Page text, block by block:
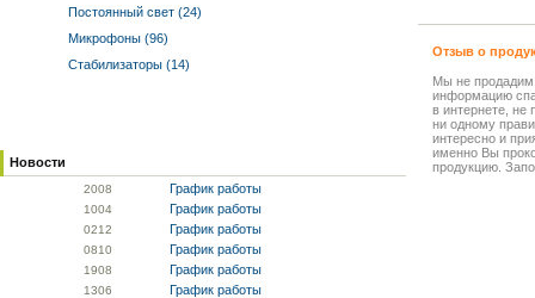
Постоянный свет (24)
Микрофоны (96)
Стабилизаторы (14)
Новости
2008 График работы
1004 График работы
0212 График работы
0810 График работы
1908 График работы
1306 График работы
Отзыв о
Мы не
информацию
в интернете, не
ни одному
интересно и
именно Вы
продукцию.